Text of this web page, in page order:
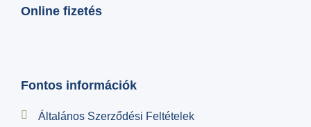
Online fizetés
Fontos információk
Általános Szerződési Feltételek